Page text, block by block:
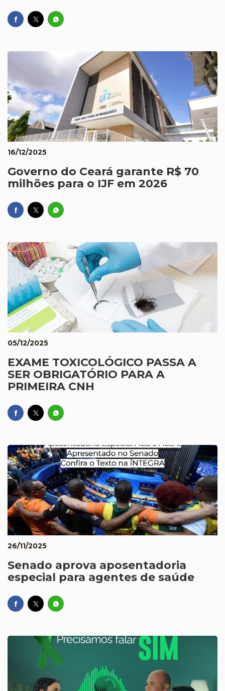
16/12/2025
Governo do Ceará garante R$ 70
milhões para o IJF em 2026
05/12/2025
EXAME TOXICOLÓGICO PASSA A
SER OBRIGATÓRIO PARA A
PRIMEIRA CNH
26/11/2025
Senado aprova aposentadoria
especial para agentes de saúde